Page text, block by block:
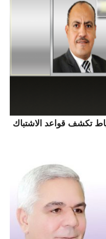
تكشف قواعد الاشتباك